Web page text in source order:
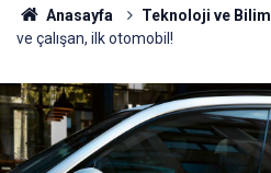
Anasayfa Teknoloji ve Bilim
ve çalışan, ilk otomobil!